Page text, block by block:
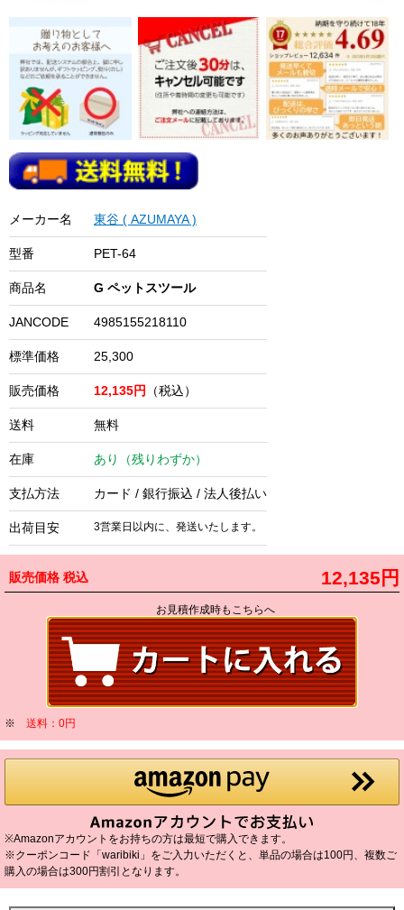
メーカー名 東谷 ( AZUMAYA )
型番 PET-64
商品名 G ペットスツール
JANCODE 4985155218110
標準価格 25,300
販売価格 12,135円 （税込）
送料 無料
在庫 あり（残りわずか）
支払方法 カード / 銀行振込 / 法人後払い
出荷目安 3営業日以内に、発送いたします。
販売価格 税込 12,135円
お見積作成時もこちらへ
※ 送料：0円
※Amazonアカウントをお持ちの方は最短で購入できます。
※クーポンコード「waribiki」をご入力いただくと、単品の場合は100円、複数ご
購入の場合は300円割引となります。